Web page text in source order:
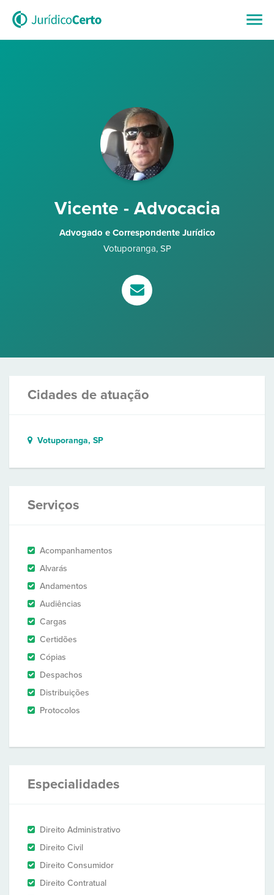
Vicente - Advocacia
Advogado e Correspondente Jurídico
Votuporanga, SP
Cidades de atuação
Votuporanga, SP
Serviços
Acompanhamentos
Alvarás
Andamentos
Audiências
Cargas
Certidões
Cópias
Despachos
Distribuições
Protocolos
Especialidades
Direito Administrativo
Direito Civil
Direito Consumidor
Direito Contratual